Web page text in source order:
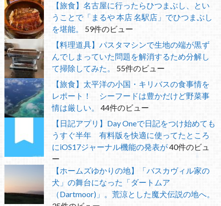
【旅食】名古屋に行ったらひつまぶし、とい
うことで「まるや 本店 名駅店」でひつまぶし
を堪能。
59件のビュー
【料理道具】パスタマシンで生地の端が黒ず
んでしまっていた問題を解消するため分解し
て掃除してみた。
55件のビュー
【旅食】太平洋の小国・キリバスの食事情を
レポート！ シーフードは豊かだけど野菜事
情は厳しい。
44件のビュー
【日記アプリ】Day Oneで日記をつけ始めても
うすぐ半年 有料版を快適に使ってたところ
にiOS17ジャーナル機能の発表が40件のビュ
ー
【ホームズゆかりの地】「バスカヴィル家の
犬」の舞台になった「ダートムア
（Dartmoor)」。荒涼とした魔犬伝説の地へ。